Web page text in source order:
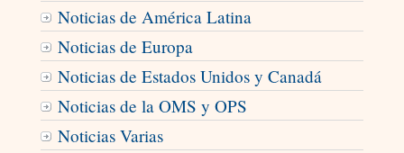
Noticias de América Latina
Noticias de Europa
Noticias de Estados Unidos y Canadá
Noticias de la OMS y OPS
Noticias Varias